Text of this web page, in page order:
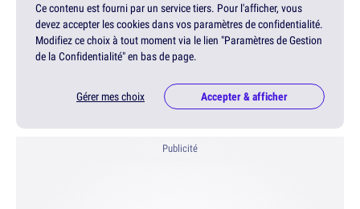
Ce contenu est fourni par un service tiers. Pour l'afficher, vous
devez accepter les cookies dans vos paramètres de confidentialité.
Modifiez ce choix à tout moment via le lien "Paramètres de Gestion
de la Confidentialité" en bas de page.
Gérer mes choix Accepter & afficher
Publicité